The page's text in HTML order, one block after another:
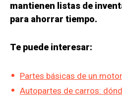
mantienen listas de
para ahorrar tiempo.
Te puede interesar:
Partes básicas de un
Autopartes de carros: